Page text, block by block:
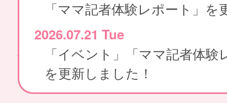
2026.07.21 Tue
「イベント」「ママ記者体験
を更新しました！